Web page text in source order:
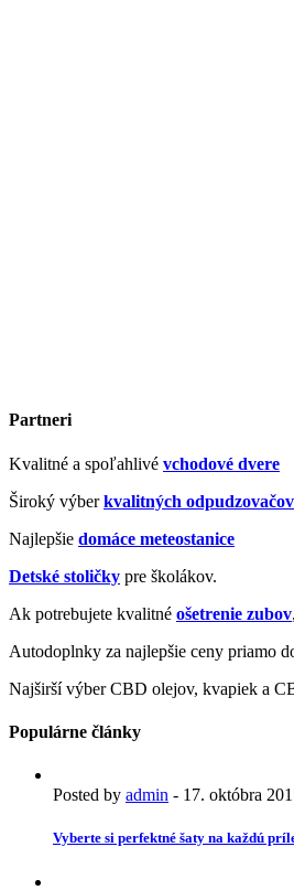
Partneri
Kvalitné a spoľahlivé vchodové dvere
Široký výberkvalitných odpudzovačov
Najlepšie domáce meteostanice
Detské stoličky pre školákov.
Ak potrebujete kvalitné ošetrenie zubov
Autodoplnky za najlepšie ceny priamo
Najširší výber CBD olejov, kvapiek a
Populárne články
Posted by admin - 17. októbra
Vyberte si perfektné šaty na každú